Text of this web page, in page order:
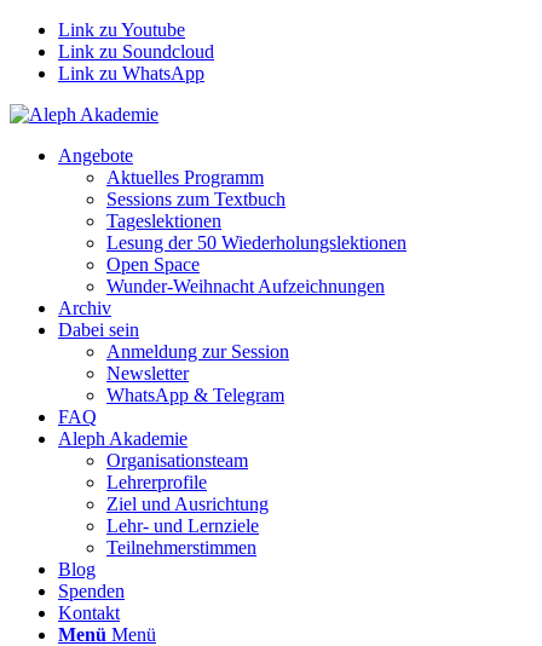
Link zu Youtube
Link zu Soundcloud
Link zu WhatsApp
Angebote
Aktuelles Programm
Sessions zum Textbuch
Tageslektionen
Lesung der 50 Wiederholungslektionen
Open Space
Wunder-Weihnacht Aufzeichnungen
Archiv
Dabei sein
Anmeldung zur Session
Newsletter
WhatsApp & Telegram
FAQ
Aleph Akademie
Organisationsteam
Lehrerprofile
Ziel und Ausrichtung
Lehr- und Lernziele
Teilnehmerstimmen
Blog
Spenden
Kontakt
Menü Menü